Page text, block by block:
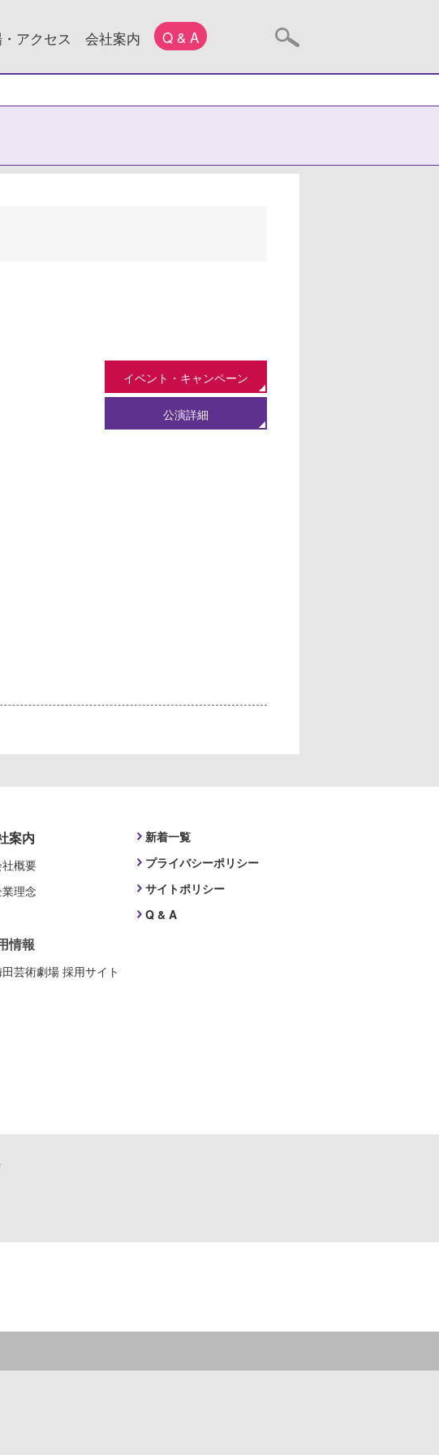
アクセス 会社案内 Q & A
イベント・キャンペーン
公演詳細
案内
概要
理念
情報
芸術劇場 採用サイト
新着一覧
プライバシーポリシー
サイトポリシー
Q & A